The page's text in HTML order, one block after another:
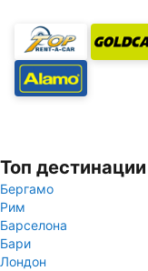
Топ
Бергамо
Рим
Барселона
Бари
Лондон